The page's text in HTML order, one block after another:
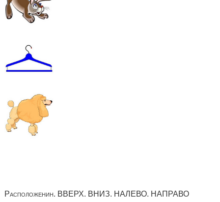
Расположенин. ВВЕРХ. ВНИЗ. НАЛЕВО. НАПРАВО